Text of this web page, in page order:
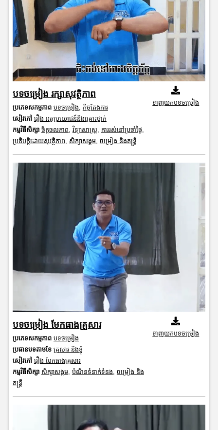
បទចម្រៀង រក្សាសុវត្ថិភាព
ប្រភេទសកម្មភាព បទចម្រៀង
កិច្ចតែងការ
សៀវភៅ រឿង អត្ថប្រយោជន៍និងគ្រោះថ្នាក់
កម្មវិធីសិក្សា ចិត្តចលភាព វិទ្យាសាស្រ្ត ការរស់នៅប្រចាំថ្ងៃ
ប្រតិបត្តិដោយសុវត្ថិភាព
សិក្សាសង្គម, ចម្រៀង និងតន្ត្រី
ទាញយកបទចម្រៀង
បទចម្រៀង មែកធាងគ្រួសារ
ប្រភេទសកម្មភាព បទចម្រៀង
ប្រធានបទតាមខែ គ្រួសារ និងខ្ញុំ
សៀវភៅ រឿង មែកធាងគ្រួសារ
កម្មវិធីសិក្សា សិក្សាសង្គម, បំណិនទំនាក់ទំនង, ចម្រៀង និង
តន្ត្រី
ទាញយកបទចម្រៀង